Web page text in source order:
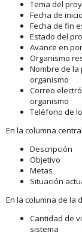
Tema del
Fecha de inicio
Fecha de fin
Estado del
Avance en
Organismo
Nombre de
organismo
Correo
organismo
Teléfono de
En la columna
Descripción
Objetivo
Metas
Situación
En la columna de la
Cantidad de
sistema